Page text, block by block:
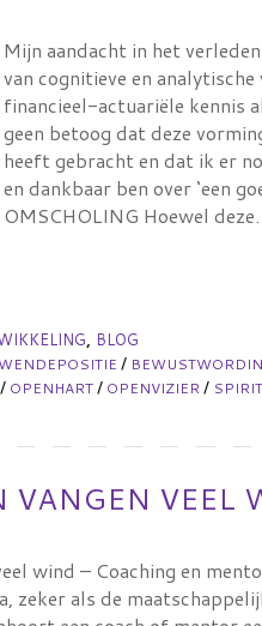
Mijn aandacht in het
van cognitieve en
financieel-actuariële kennis
geen betoog dat deze
heeft gebracht en dat ik er
en dankbaar ben over ‘een
OMSCHOLING Hoewel
, BLOG
/
/ OPENHART / OPENVIZIER /
VANGEN VEEL
wind – Coaching en
zeker als de